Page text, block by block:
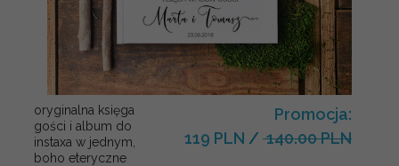
oryginalna księga
gości i album do
instaxa w jednym,
boho eteryczne
Promocja:
119 PLN / 140.00 PLN